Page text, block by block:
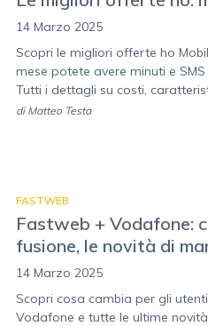
14 Marzo 2025
Scopri le migliori offerte ho
mese potete avere minuti e
Tutti i dettagli su costi,
di Matteo Testa
FASTWEB
Fastweb + Vodafone:
fusione, le novità di
14 Marzo 2025
Scopri cosa cambia per gli
Vodafone e tutte le ultime